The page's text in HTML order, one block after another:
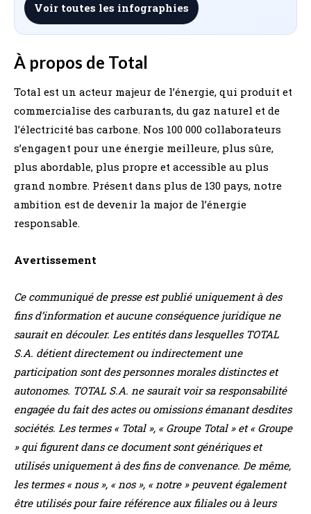
Voir toutes les infographies
À propos de Total
Total est un acteur majeur de l’énergie, qui produit et
commercialise des carburants, du gaz naturel et de
l’électricité bas carbone. Nos 100 000 collaborateurs
s’engagent pour une énergie meilleure, plus sûre,
plus abordable, plus propre et accessible au plus
grand nombre. Présent dans plus de 130 pays, notre
ambition est de devenir la major de l’énergie
responsable.
Avertissement
Ce communiqué de presse est publié uniquement à des
fins d’information et aucune conséquence juridique ne
saurait en découler. Les entités dans lesquelles TOTAL
S.A. détient directement ou indirectement une
participation sont des personnes morales distinctes et
autonomes. TOTAL S.A. ne saurait voir sa responsabilité
engagée du fait des actes ou omissions émanant desdites
sociétés. Les termes « Total », « Groupe Total » et « Groupe
» qui figurent dans ce document sont génériques et
utilisés uniquement à des fins de convenance. De même,
les termes « nous », « nos », « notre » peuvent également
être utilisés pour faire référence aux filiales ou à leurs